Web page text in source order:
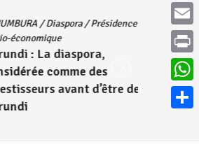
/Diaspora/Présidence/
: La diaspora,
comme des
avant d’être des
Email
Print